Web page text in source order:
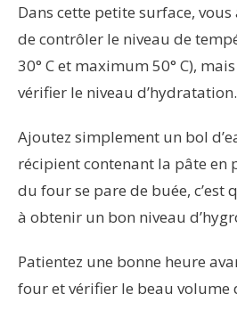
Dans cette petite surface,
de contrôler le niveau de
30° C et maximum 50° C),
vérifier le niveau d’hydratation.
Ajoutez simplement un bol
récipient contenant la pâte en
du four se pare de buée, c’est
à obtenir un bon niveau
Patientez une bonne heure
four et vérifier le beau volume